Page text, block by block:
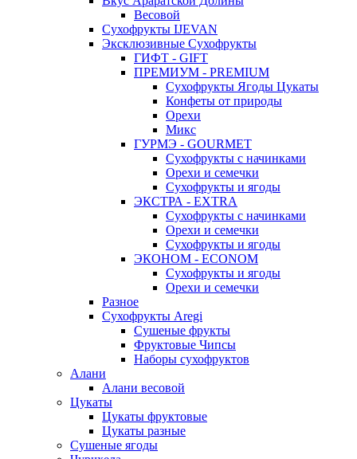
Весовой
Сухофрукты IJEVAN
Эксклюзивные Сухофрукты
ГИФТ - GIFT
ПРЕМИУМ - PREMIUM
Сухофрукты Ягоды Цукаты
Конфеты от природы
Орехи
Микс
ГУРМЭ - GOURMET
Сухофрукты с начинками
Орехи и семечки
Сухофрукты и ягоды
ЭКСТРА - EXTRA
Сухофрукты с начинками
Орехи и семечки
Сухофрукты и ягоды
ЭКОНОМ - ECONOM
Сухофрукты и ягоды
Орехи и семечки
Разное
Сухофрукты Aregi
Сушеные фрукты
Фруктовые Чипсы
Наборы сухофруктов
Алани
Алани весовой
Цукаты
Цукаты фруктовые
Цукаты разные
Сушеные ягоды